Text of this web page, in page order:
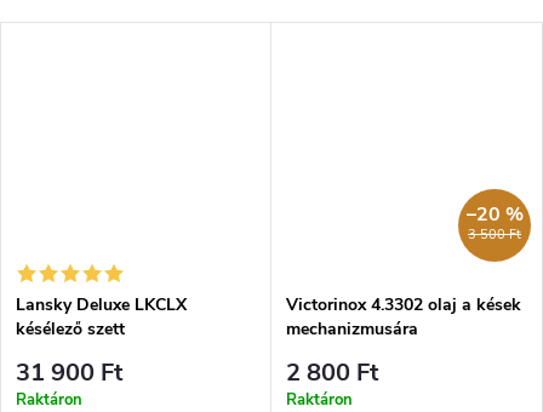
Lansky Deluxe LKCLX
késélező szett
31 900 Ft
Raktáron
3 500 Ft
–20 %
Victorinox 4.3302 olaj a kések
mechanizmusára
2 800 Ft
Raktáron